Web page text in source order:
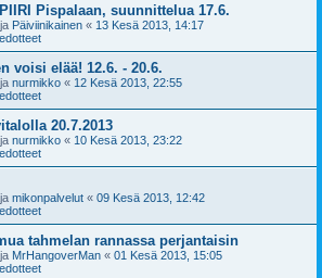
Pispalaan, suunnittelua 17.6.
Päiviinikainen « 13 Kesä 2013, 14:17
voisi elää! 12.6. - 20.6.
nurmikko « 12 Kesä 2013, 22:55
20.7.2013
nurmikko « 10 Kesä 2013, 23:22
mikonpalvelut « 09 Kesä 2013, 12:42
tahmelan rannassa perjantaisin
MrHangoverMan « 01 Kesä 2013, 15:05